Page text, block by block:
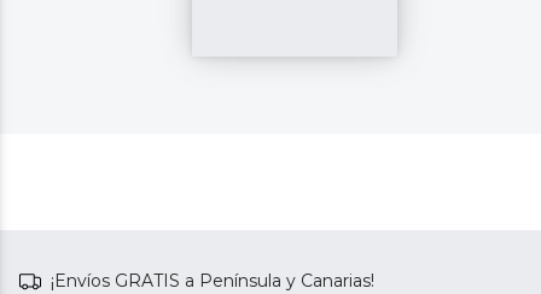
¡Envíos GRATIS a Península y Canarias!